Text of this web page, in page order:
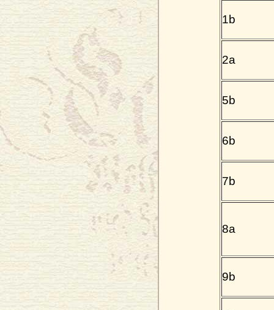
1b
2a
5b
6b
7b
8a
9b